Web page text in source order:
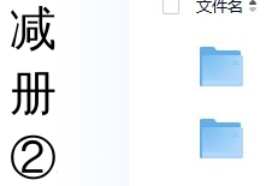
减少数量，
册送1000G
②若电脑夸